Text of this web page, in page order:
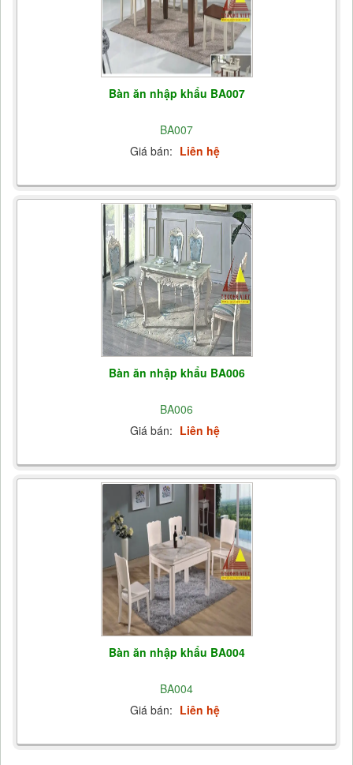
Bàn ăn nhập khẩu BA007
BA007
Giá bán: Liên hệ
Bàn ăn nhập khẩu BA006
BA006
Giá bán: Liên hệ
Bàn ăn nhập khẩu BA004
BA004
Giá bán: Liên hệ